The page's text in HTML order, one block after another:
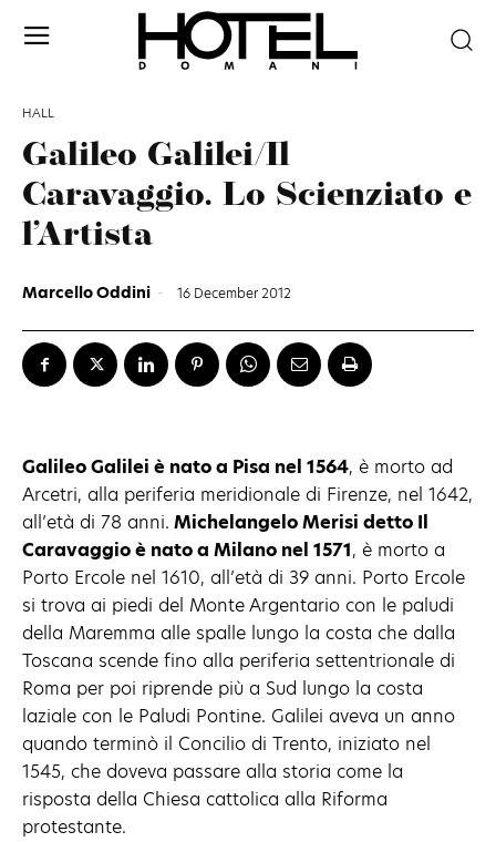
HALL
Galileo Galilei/Il
Caravaggio. Lo Scienziato e
l’Artista
Marcello Oddini - 16 December 2012
Galileo Galilei è nato a Pisa nel 1564, è morto ad
Arcetri, alla periferia meridionale di Firenze, nel 1642,
all’età di 78 anni. Michelangelo Merisi detto Il
Caravaggio è nato a Milano nel 1571, è morto a
Porto Ercole nel 1610, all’età di 39 anni. Porto Ercole
si trova ai piedi del Monte Argentario con le paludi
della Maremma alle spalle lungo la costa che dalla
Toscana scende fino alla periferia settentrionale di
Roma per poi riprende più a Sud lungo la costa
laziale con le Paludi Pontine. Galilei aveva un anno
quando terminò il Concilio di Trento, iniziato nel
1545, che doveva passare alla storia come la
risposta della Chiesa cattolica alla Riforma
protestante.